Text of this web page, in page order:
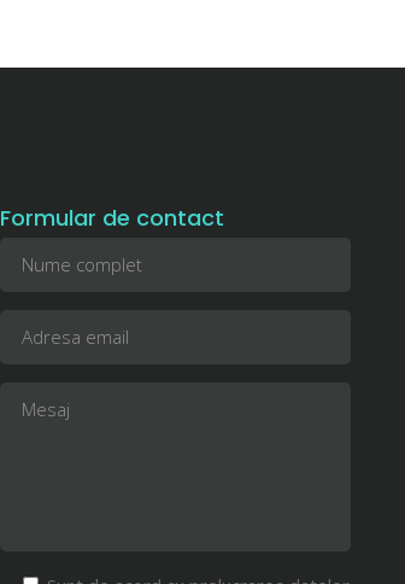
Formular de contact